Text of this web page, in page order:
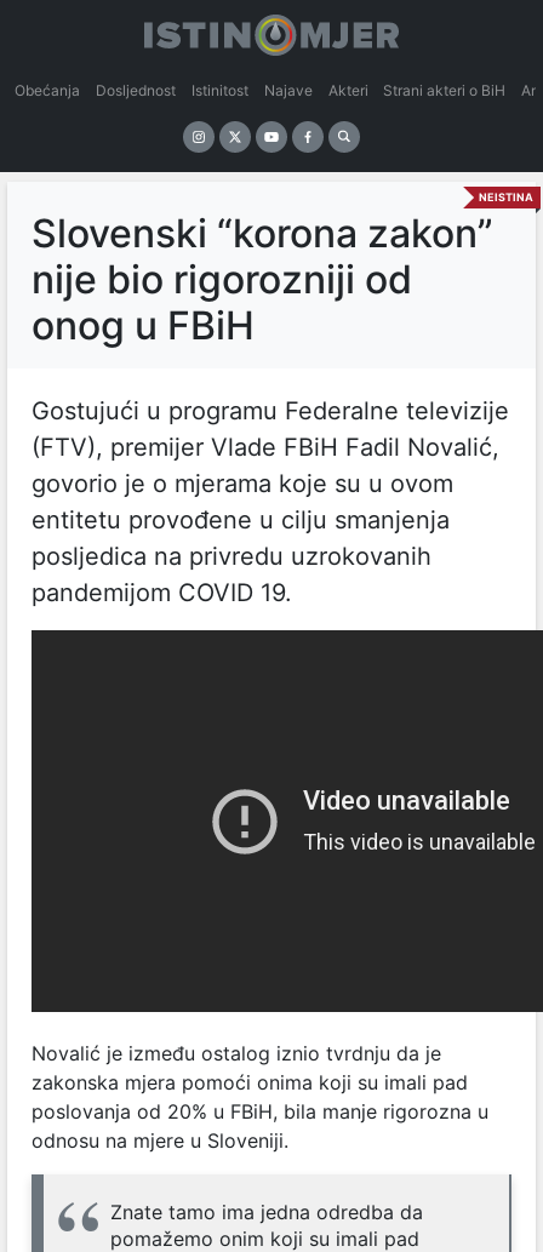
Obećanja Dosljednost Istinitost Najave Akteri Strani akteri o BiH
NEISTINA
Slovenski “korona zakon”
nije bio rigorozniji od
onog u FBiH
Gostujući u programu Federalne televizije
(FTV), premijer Vlade FBiH Fadil Novalić,
govorio je o mjerama koje su u ovom
entitetu provođene u cilju smanjenja
posljedica na privredu uzrokovanih
pandemijom COVID 19.
Novalić je između ostalog iznio tvrdnju da je
zakonska mjera pomoći onima koji su imali pad
poslovanja od 20% u FBiH, bila manje rigorozna u
odnosu na mjere u Sloveniji.
Znate tamo ima jedna odredba da
pomažemo onim koji su imali pad